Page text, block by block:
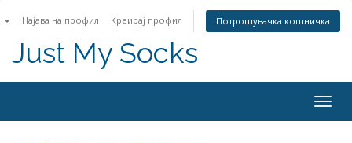
Најава на профил Креирај профил Потрошувачка кошничка
Just My Socks